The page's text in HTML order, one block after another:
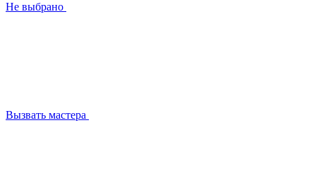
Не выбрано
Вызвать мастера